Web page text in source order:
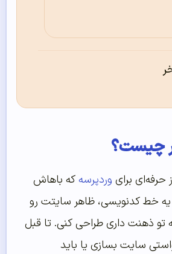
چیست؟
حرفه‌ای برای وردپرسهکه باهاش
خط کدنویسی، ظاهر سایتت رو
تو ذهنت داری طراحی کنی. تا قبل
سایت بسازی یا باید